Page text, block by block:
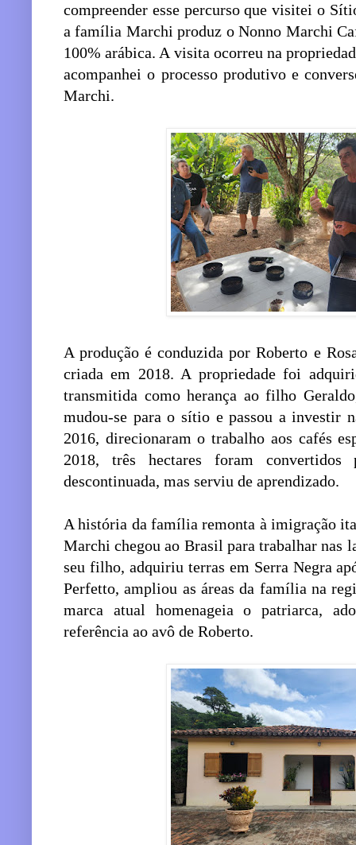
compreender esse percurso que visitei o
a família Marchi produz o Nonno Marchi
100% arábica. A visita ocorreu na
acompanhei o processo produtivo e
Marchi.
A produção é conduzida por Roberto e
criada em 2018. A propriedade foi
transmitida como herança ao filho
mudou-se para o sítio e passou a investir
2016, direcionaram o trabalho aos cafés
2018, três hectares foram
descontinuada, mas serviu de aprendizado.
A história da família remonta à imigração
Marchi chegou ao Brasil para trabalhar nas
seu filho, adquiriu terras em Serra Negra
Perfetto, ampliou as áreas da família na
marca atual homenageia o patriarca,
referência ao avô de Roberto.